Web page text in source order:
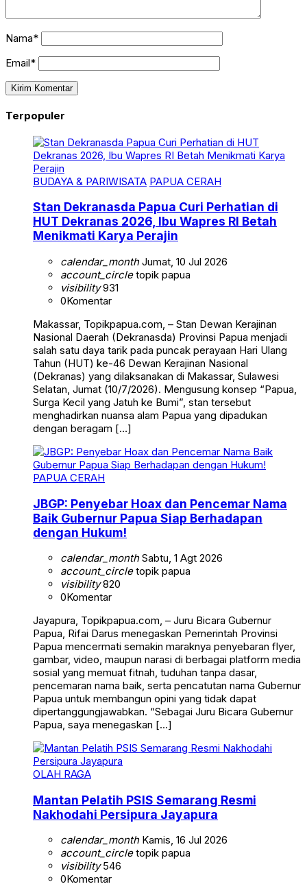
Nama*
Email*
Terpopuler
BUDAYA & PARIWISATA PAPUA CERAH
Stan Dekranasda Papua Curi Perhatian di
HUT Dekranas 2026, Ibu Wapres RI Betah
Menikmati Karya Perajin
calendar_monthJumat, 10 Jul 2026
account_circletopik papua
visibility931
0Komentar
Makassar, Topikpapua.com, – Stan Dewan Kerajinan
Nasional Daerah (Dekranasda) Provinsi Papua menjadi
salah satu daya tarik pada puncak perayaan Hari Ulang
Tahun (HUT) ke-46 Dewan Kerajinan Nasional
(Dekranas) yang dilaksanakan di Makassar, Sulawesi
Selatan, Jumat (10/7/2026). Mengusung konsep “Papua,
Surga Kecil yang Jatuh ke Bumi”, stan tersebut
menghadirkan nuansa alam Papua yang dipadukan
dengan beragam […]
PAPUA CERAH
JBGP: Penyebar Hoax dan Pencemar Nama
Baik Gubernur Papua Siap Berhadapan
dengan Hukum!
calendar_monthSabtu, 1 Agt 2026
account_circletopik papua
visibility820
0Komentar
Jayapura, Topikpapua.com, – Juru Bicara Gubernur
Papua, Rifai Darus menegaskan Pemerintah Provinsi
Papua mencermati semakin maraknya penyebaran flyer,
gambar, video, maupun narasi di berbagai platform media
sosial yang memuat fitnah, tuduhan tanpa dasar,
pencemaran nama baik, serta pencatutan nama Gubernur
Papua untuk membangun opini yang tidak dapat
dipertanggungjawabkan. “Sebagai Juru Bicara Gubernur
Papua, saya menegaskan […]
OLAH RAGA
Mantan Pelatih PSIS Semarang Resmi
Nakhodahi Persipura Jayapura
calendar_monthKamis, 16 Jul 2026
account_circletopik papua
visibility546
0Komentar